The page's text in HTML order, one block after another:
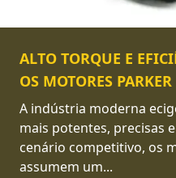
ALTO TORQUE E
OS MOTORES
A indústria moderna
mais potentes, precisas
cenário competitivo, os
assumem um...